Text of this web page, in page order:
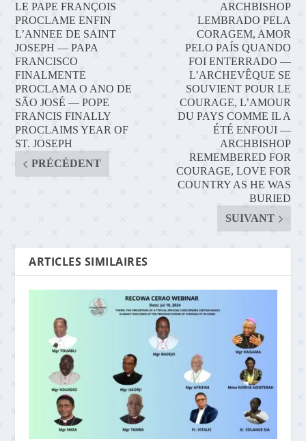
LE PAPE FRANÇOIS
PROCLAME ENFIN
L’ANNEE DE SAINT
JOSEPH — PAPA
FRANCISCO
FINALMENTE
PROCLAMA O ANO DE
SÃO JOSÉ — POPE
FRANCIS FINALLY
PROCLAIMS YEAR OF
ST. JOSEPH
PRÉCÉDENT
ARCHBISHOP
LEMBRADO PELA
CORAGEM, AMOR
PELO PAÍS QUANDO
FOI ENTERRADO —
L’ARCHEVÊQUE SE
SOUVIENT POUR LE
COURAGE, L’AMOUR
DU PAYS COMME IL A
ÉTÉ ENFOUI —
ARCHBISHOP
REMEMBERED FOR
COURAGE, LOVE FOR
COUNTRY AS HE WAS
BURIED
SUIVANT
ARTICLES SIMILAIRES